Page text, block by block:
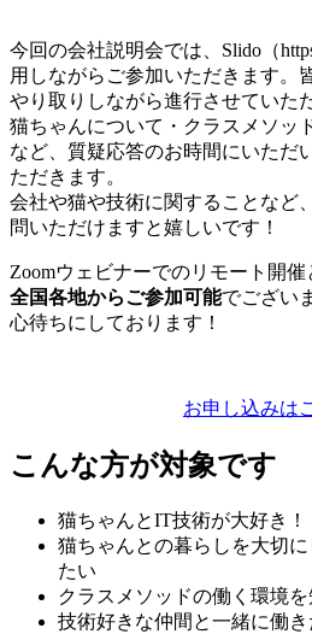
今回の会社説明会では、Slido（
用しながらご参加いただきます。
やり取りしながら進行させていた
猫ちゃんについて・クラスメソッ
など、質疑応答のお時間にいただ
ただきます。
会社や猫や技術に関することなど
問いただけますと嬉しいです！
Zoomウェビナーでのリモート開催
全国各地からご参加可能でござい
心待ちにしております！
お申し込みは
こんな方が対象です
猫ちゃんとIT技術が大好き！
猫ちゃんとの暮らしを大切
たい
クラスメソッドの働く環境
技術好きな仲間と一緒に働き